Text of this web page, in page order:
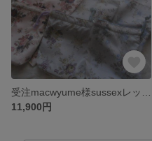
11,900円